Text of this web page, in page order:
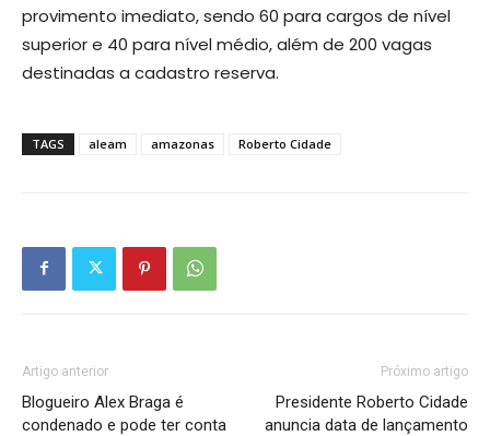
provimento imediato, sendo 60 para cargos de nível
superior e 40 para nível médio, além de 200 vagas
destinadas a cadastro reserva.
TAGS aleam amazonas Roberto Cidade
Artigo anterior
Blogueiro Alex Braga é
condenado e pode ter conta
Próximo artigo
Presidente Roberto Cidade
anuncia data de lançamento